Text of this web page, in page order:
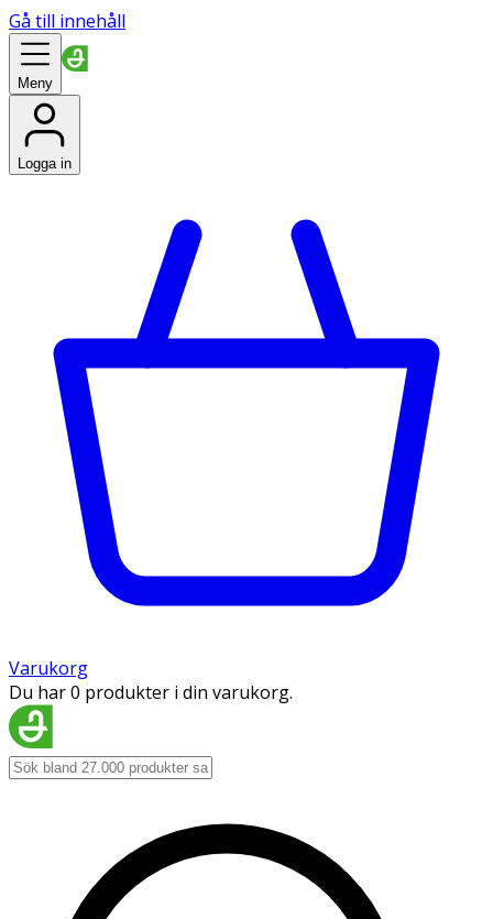
Gå till innehåll
Meny
Logga in
Varukorg
Du har 0 produkter i din varukorg.